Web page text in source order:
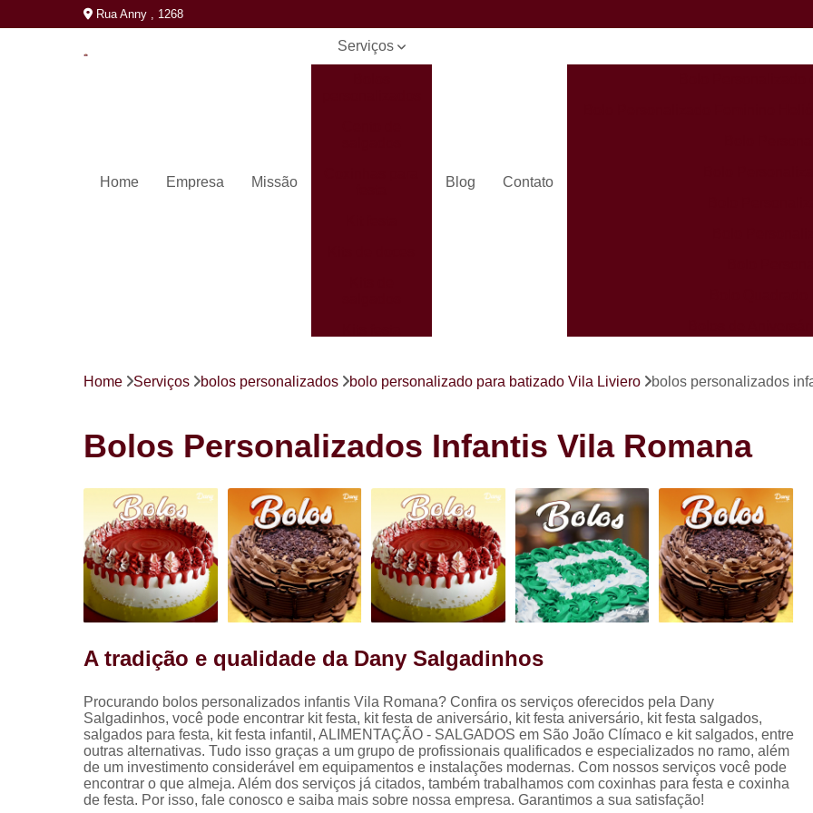
Rua Anny , 1268
Home Empresa Missão
Serviços
Mini pastéis
Salgados para
Blog Contato
Bolos
Cento de
Cento de
Cento de Salgado São João
Cento de
Cento de
Cento do Salgado para
Coxinha de Festa com
Coxinha de Frango para
Coxinha Festa Assada
Coxinha Frango de Festa
Home Serviços bolos personalizados bolo personalizado para batizado Vila Liviero bolos personalizados
Bolos Personalizados Infantis Vila Romana
A tradição e qualidade da Dany Salgadinhos
Procurando bolos personalizados infantis Vila Romana? Confira os serviços oferecidos pela Dany
Salgadinhos, você pode encontrar kit festa, kit festa de aniversário, kit festa aniversário, kit festa salgados,
salgados para festa, kit festa infantil, ALIMENTAÇÃO - SALGADOS em São João Clímaco e kit salgados, entre
outras alternativas. Tudo isso graças a um grupo de profissionais qualificados e especializados no ramo, além
de um investimento considerável em equipamentos e instalações modernas. Com nossos serviços você pode
encontrar o que almeja. Além dos serviços já citados, também trabalhamos com coxinhas para festa e coxinha
de festa. Por isso, fale conosco e saiba mais sobre nossa empresa. Garantimos a sua satisfação!